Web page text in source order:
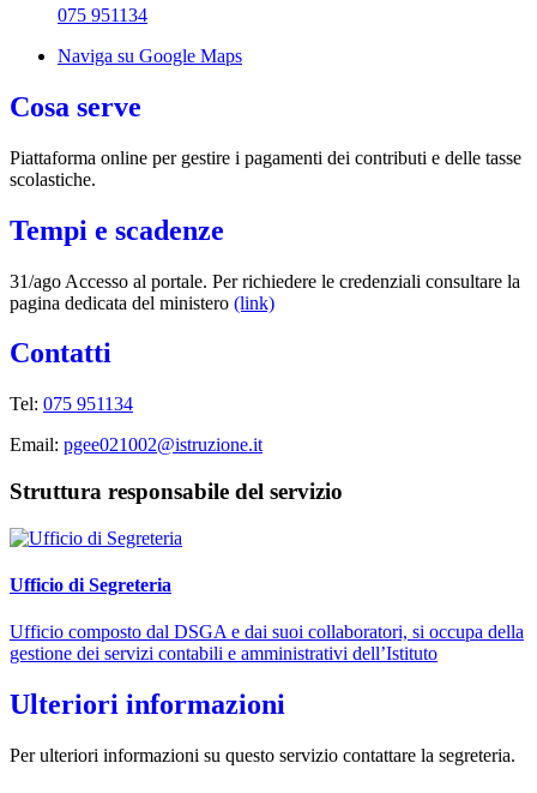
075 951134
Naviga su Google Maps
Cosa serve
Piattaforma online per gestire i pagamenti dei contributi e delle tasse
scolastiche.
Tempi e scadenze
31/ago Accesso al portale. Per richiedere le credenziali consultare la
pagina dedicata del ministero (link)
Contatti
Tel: 075 951134
Email: pgee021002@istruzione.it
Struttura responsabile del servizio
Ufficio di Segreteria
Ufficio composto dal DSGA e dai suoi collaboratori, si occupa della
gestione dei servizi contabili e amministrativi dell’Istituto
Ulteriori informazioni
Per ulteriori informazioni su questo servizio contattare la segreteria.